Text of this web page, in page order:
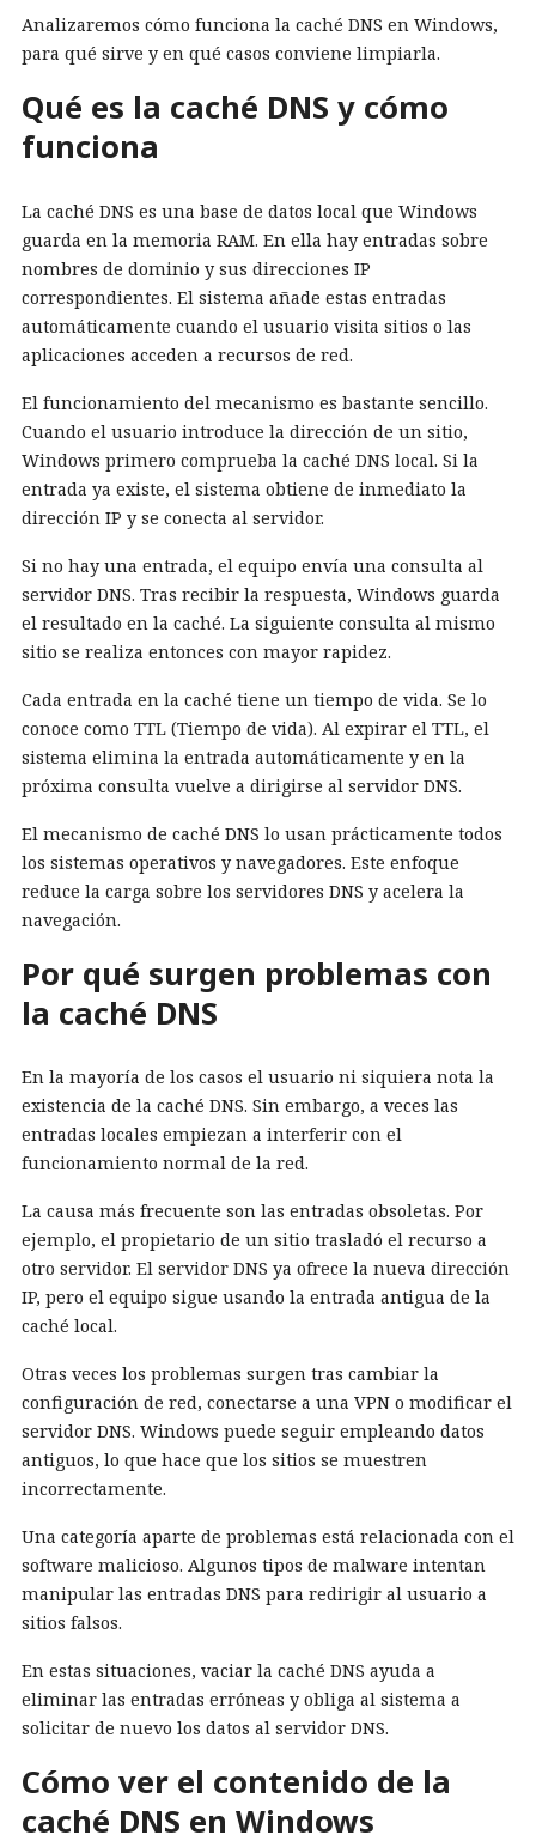
Analizaremos cómo funciona la caché DNS en Windows,
para qué sirve y en qué casos conviene limpiarla.
Qué es la caché DNS y cómo
funciona
La caché DNS es una base de datos local que Windows
guarda en la memoria RAM. En ella hay entradas sobre
nombres de dominio y sus direcciones IP
correspondientes. El sistema añade estas entradas
automáticamente cuando el usuario visita sitios o las
aplicaciones acceden a recursos de red.
El funcionamiento del mecanismo es bastante sencillo.
Cuando el usuario introduce la dirección de un sitio,
Windows primero comprueba la caché DNS local. Si la
entrada ya existe, el sistema obtiene de inmediato la
dirección IP y se conecta al servidor.
Si no hay una entrada, el equipo envía una consulta al
servidor DNS. Tras recibir la respuesta, Windows guarda
el resultado en la caché. La siguiente consulta al mismo
sitio se realiza entonces con mayor rapidez.
Cada entrada en la caché tiene un tiempo de vida. Se lo
conoce como TTL (Tiempo de vida). Al expirar el TTL, el
sistema elimina la entrada automáticamente y en la
próxima consulta vuelve a dirigirse al servidor DNS.
El mecanismo de caché DNS lo usan prácticamente todos
los sistemas operativos y navegadores. Este enfoque
reduce la carga sobre los servidores DNS y acelera la
navegación.
Por qué surgen problemas con
la caché DNS
En la mayoría de los casos el usuario ni siquiera nota la
existencia de la caché DNS. Sin embargo, a veces las
entradas locales empiezan a interferir con el
funcionamiento normal de la red.
La causa más frecuente son las entradas obsoletas. Por
ejemplo, el propietario de un sitio trasladó el recurso a
otro servidor. El servidor DNS ya ofrece la nueva dirección
IP, pero el equipo sigue usando la entrada antigua de la
caché local.
Otras veces los problemas surgen tras cambiar la
configuración de red, conectarse a una VPN o modificar el
servidor DNS. Windows puede seguir empleando datos
antiguos, lo que hace que los sitios se muestren
incorrectamente.
Una categoría aparte de problemas está relacionada con el
software malicioso. Algunos tipos de malware intentan
manipular las entradas DNS para redirigir al usuario a
sitios falsos.
En estas situaciones, vaciar la caché DNS ayuda a
eliminar las entradas erróneas y obliga al sistema a
solicitar de nuevo los datos al servidor DNS.
Cómo ver el contenido de la
caché DNS en Windows